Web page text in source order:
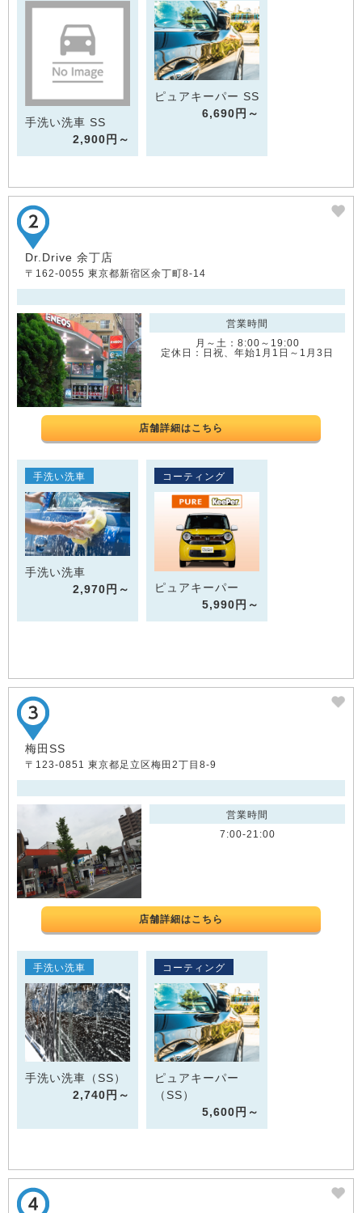
手洗い洗車 SS
2,900円～
ピュアキーパー SS
6,690円～
Dr.Drive 余丁店
〒162-0055 東京都新宿区余丁町8-14
営業時間
月～土：8:00～19:00
定休日：日祝、年始1月1日～1月3日
店舗詳細はこちら
手洗い洗車
手洗い洗車
2,970円～
コーティング
ピュアキーパー
5,990円～
梅田SS
〒123-0851 東京都足立区梅田2丁目8-9
営業時間
7:00-21:00
店舗詳細はこちら
手洗い洗車
手洗い洗車（SS）
2,740円～
コーティング
ピュアキーパー
（SS）
5,600円～